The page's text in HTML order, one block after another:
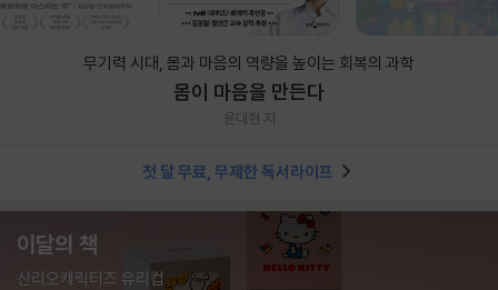
무기력 시대, 몸과 마음의 역량을 높이는 회복의 과학
몸이 마음을 만든다
윤대현 저
첫 달 무료, 무제한 독서라이프
이달의 책
산리오캐릭터즈 유리컵